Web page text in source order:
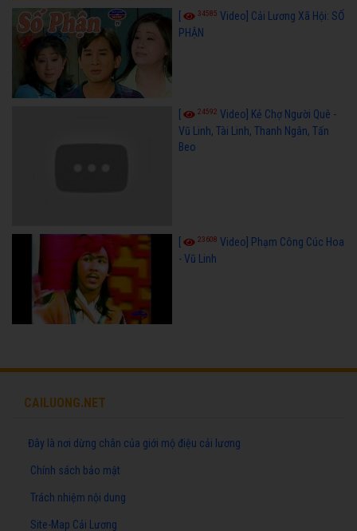
34585 Video] Cải Lương Xã Hội: SỐ
PHẬN
24592 Video] Kẻ Chợ Người Quê -
Vũ Linh, Tài Linh, Thanh Ngân, Tấn
Beo
23608 Video] Phạm Công Cúc Hoa
- Vũ Linh
CAILUONG.NET
Đây là nơi dừng chân của giới mộ điệu cải lương
Chính sách bảo mật
Trách nhiệm nội dung
Site-Map Cải Lương